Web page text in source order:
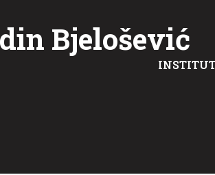
Bjelošević